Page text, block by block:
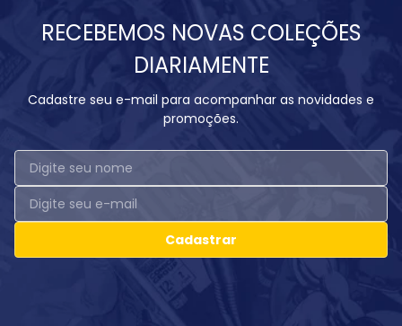
RECEBEMOS NOVAS COLEÇÕES
DIARIAMENTE
Cadastre seu e-mail para acompanhar as novidades e
promoções.
Cadastrar